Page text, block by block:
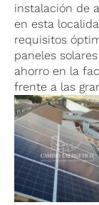
instalación de
en esta
requisitos
paneles
ahorro en la
frente a las